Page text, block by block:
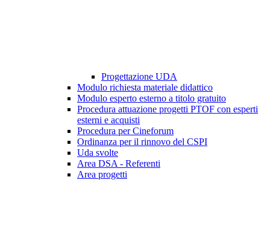
Progettazione UDA
Modulo richiesta materiale didattico
Modulo esperto esterno a titolo gratuito
Procedura attuazione progetti PTOF con esperti
esterni e acquisti
Procedura per Cineforum
Ordinanza per il rinnovo del CSPI
Uda svolte
Area DSA - Referenti
Area progetti